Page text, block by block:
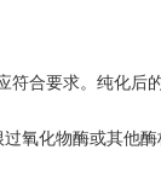
符合要求。纯化后